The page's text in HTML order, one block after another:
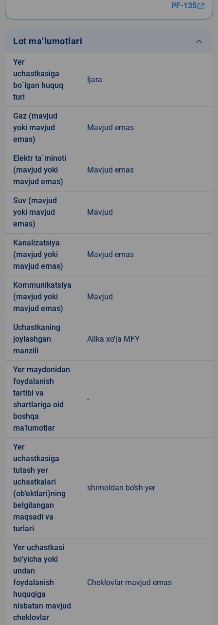
PF-135
Lot ma’lumotlari keyboard_arrow_down
Yer
uchastkasiga
bo`lgan huquq
turi
Ijara
Gaz (mavjud
yoki mavjud
emas)
Mavjud emas
Elektr ta`minoti
(mavjud yoki
mavjud emas)
Mavjud emas
Suv (mavjud
yoki mavjud
emas)
Mavjud
Kanalizatsiya
(mavjud yoki
mavjud emas)
Mavjud emas
Kommunikatsiya
(mavjud yoki
mavjud emas)
Mavjud
Uchastkaning
joylashgan
manzili
Alika xo'ja MFY
Yer maydonidan
foydalanish
tartibi va
shartlariga oid
boshqa
ma’lumotlar
-
Yer
uchastkasiga
tutash yer
uchastkalari
(ob’ektlari)ning
belgilangan
maqsadi va
turlari
shimoldan bo'sh yer
Yer uchastkasi
bo‘yicha yoki
undan
foydalanish
huquqiga
nisbatan mavjud
cheklovlar
Cheklovlar mavjud emas